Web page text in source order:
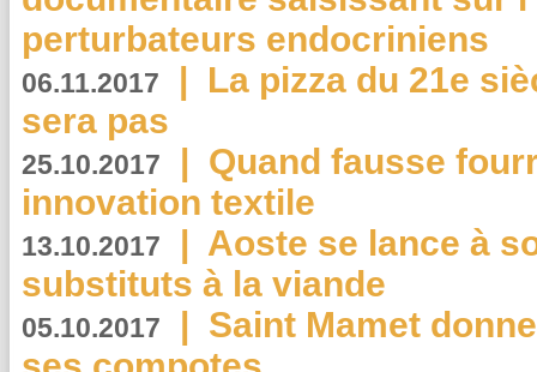
perturbateurs endocriniens
06.11.2017 | La pizza du 21e
sera pas
25.10.2017 | Quand fausse
innovation textile
13.10.2017 | Aoste se lance à
substituts à la viande
05.10.2017 | Saint Mamet